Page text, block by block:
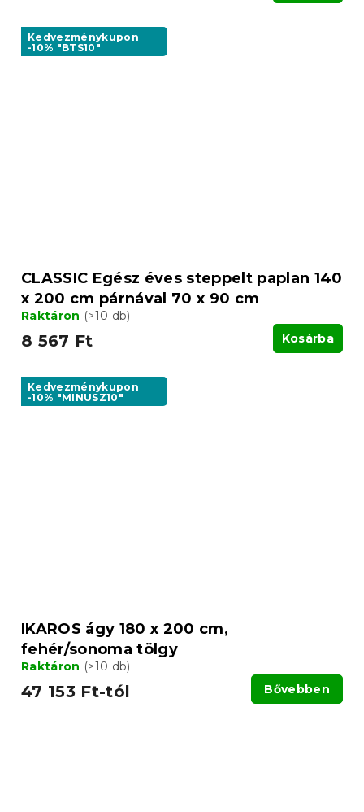
Kedvezménykupon
-10% "BTS10"
CLASSIC Egész éves steppelt paplan 140
x 200 cm párnával 70 x 90 cm
Raktáron (>10 db)
8 567 Ft Kosárba
Kedvezménykupon
-10% "MINUSZ10"
IKAROS ágy 180 x 200 cm,
fehér/sonoma tölgy
Raktáron (>10 db)
47 153 Ft-tól Bővebben